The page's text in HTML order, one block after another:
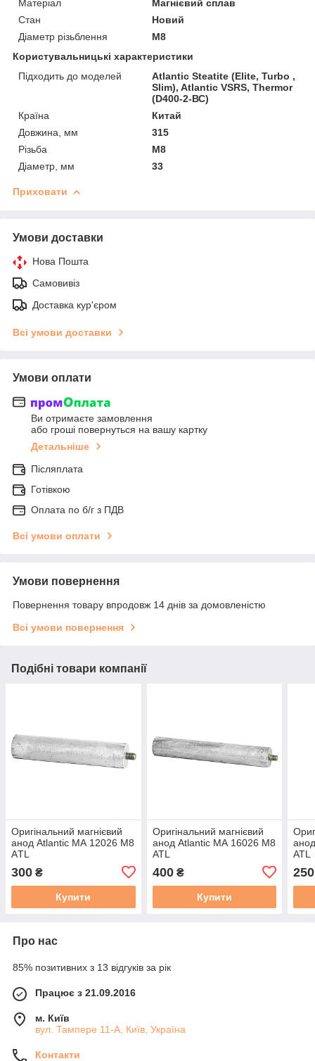
Матеріал
Магнієвий сплав
Стан
Новий
Діаметр різьблення
М8
Користувальницькі характеристики
Підходить до моделей
Atlantic Steatite (Elite, Turbo ,
Slim), Atlantic VSRS, Thermor
(D400-2-ВС)
Країна
Китай
Довжина, мм
315
Різьба
М8
Діаметр, мм
33
Приховати
Умови доставки
Нова Пошта
Самовивіз
Доставка кур'єром
Всі умови доставки
Умови оплати
Ви отримаєте замовлення
або гроші повернуться на вашу картку
Детальніше
Післяплата
Готівкою
Оплата по б/г з ПДВ
Всі умови оплати
Умови повернення
Повернення товару впродовж 14 днів за домовленістю
Всі умови повернення
Подібні товари компанії
Оригінальний магнієвий
анод Atlantic МА 12026 М8
АTL
300 ₴
Купити
Оригінальний магнієвий
анод Atlantic МА 16026 М8
ATL
400₴
Купити
ATL
250
Про нас
85% позитивних з 13 відгуків за рік
Працює з 21.09.2016
м. Київ
вул. Тампере 11-А, Київ, Україна
Контакти